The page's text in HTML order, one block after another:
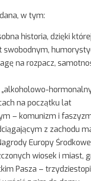
w tym:
historia, dzięki
swobodnym,
na rozpacz,
na początku lat
– komunizm i
z zachodu
Europy
wiosek i miast,
Pasza –